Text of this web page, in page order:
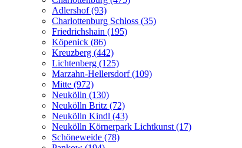
Adlershof (93)
Charlottenburg Schloss (35)
Friedrichshain (195)
Köpenick (86)
Kreuzberg (442)
Lichtenberg (125)
Marzahn-Hellersdorf (109)
Mitte (972)
Neukölln (130)
Neukölln Britz (72)
Neukölln Kindl (43)
Neukölln Körnerpark Lichtkunst (17)
Schöneweide (78)